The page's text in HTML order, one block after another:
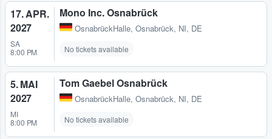
17. APR.
2027
SA
8:00 PM
Mono Inc. Osnabrück
OsnabrückHalle, Osnabrück, NI, DE
No tickets available
5. MAI
2027
MI
8:00 PM
Tom Gaebel Osnabrück
OsnabrückHalle, Osnabrück, NI, DE
No tickets available